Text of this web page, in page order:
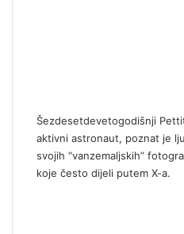
Šezdesetdevetogodišnji
aktivni astronaut, poznat je
svojih “vanzemaljskih”
koje često dijeli putem X-a.